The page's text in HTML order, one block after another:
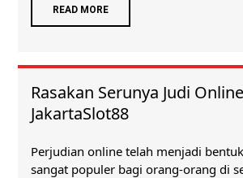
READ MORE
Rasakan Serunya Judi
JakartaSlot88
Perjudian online telah menjadi
sangat populer bagi orang-orang di